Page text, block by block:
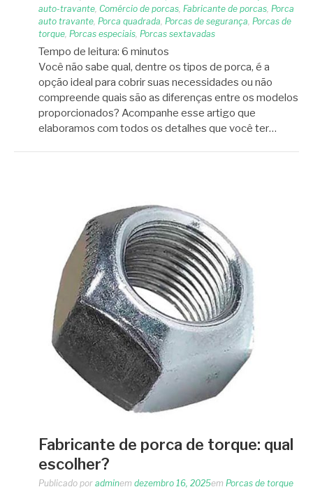
auto-travante Comércio de porcas Fabricante de porcas Porca
auto travante Porca quadrada Porcas de segurança Porcas de
torque Porcas especiais Porcas sextavadas
Tempo de leitura: 6 minutos
Você não sabe qual, dentre os tipos de porca, é a
opção ideal para cobrir suas necessidades ou não
compreende quais são as diferenças entre os modelos
proporcionados? Acompanhe esse artigo que
elaboramos com todos os detalhes que você ter…
Fabricante de porca de torque: qual
escolher?
Publicado por adminem dezembro 16, 2025em Porcas de torque